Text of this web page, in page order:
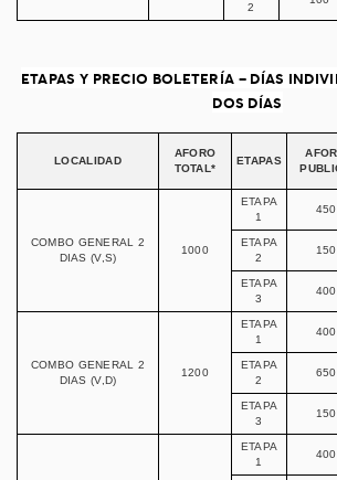
2
ETAPAS Y PRECIO BOLETERÍA – DÍAS
DOS DÍAS
LOCALIDAD
AFORO
TOTAL*
ETAPAS
COMBO GENERAL 2
DIAS (V,S)
1000
ETAPA
1
450
ETAPA
2
150
ETAPA
3
400
COMBO GENERAL 2
DIAS (V,D)
1200
ETAPA
1
400
ETAPA
2
650
ETAPA
3
150
ETAPA
1
400